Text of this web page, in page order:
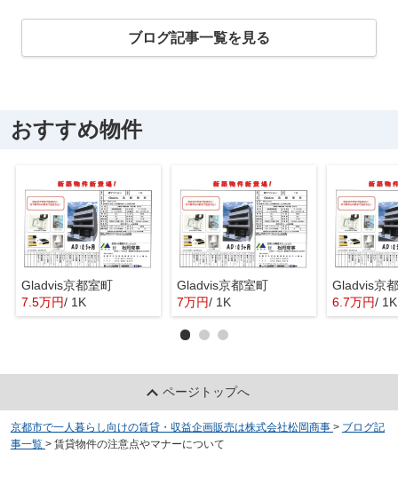
ブログ記事一覧を見る
おすすめ物件
Gladvis京都室町
7.5万円/ 1K
Gladvis京都室町
7万円/ 1K
Gladvis京
6.7万円/ 1K
ページトップへ
京都市で一人暮らし向けの賃貸・収益企画販売は株式会社松岡商事 > ブログ記
事一覧 > 賃貸物件の注意点やマナーについて